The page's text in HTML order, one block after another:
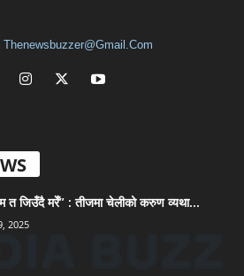
Thenewsbuzzer@gmail.com
त जिउँदै मरेँ” : तीजमा चेलीको करुण व्यथा...
2025